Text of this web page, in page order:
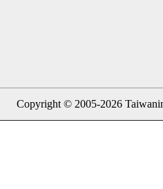
Copyright © 2005-2026